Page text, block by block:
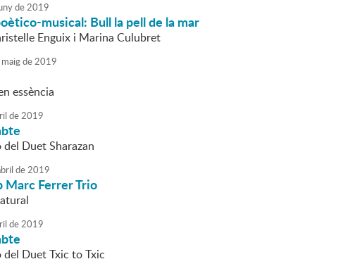
de2019
musical: Bull la pell de la mar
Enguix i Marina Culubret
maigde2019
essència
de2019
Duet Sharazan
de2019
Marc Ferrer Trio
de2019
Duet Txic to Txic